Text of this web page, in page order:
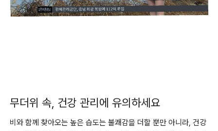
무더위 속, 건강 관리에 유의하세요
비와 함께 찾아오는 높은 습도는 불쾌감을 더할 뿐만 아니라, 건강